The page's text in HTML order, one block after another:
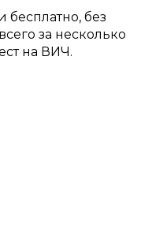
без
за несколько
на ВИЧ.